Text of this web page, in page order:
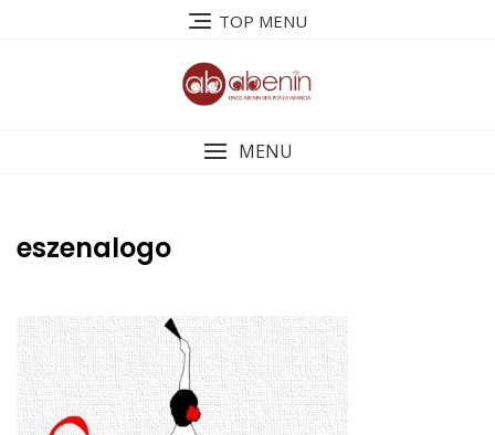
TOP MENU
MENU
eszenalogo